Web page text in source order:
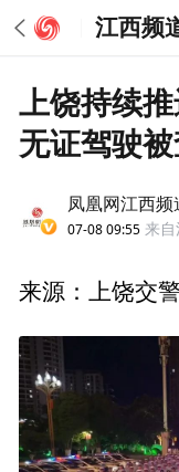
江西频
上饶持续
无证驾驶
凤凰网江西频
07-08 09:55 来自
来源：上饶交警